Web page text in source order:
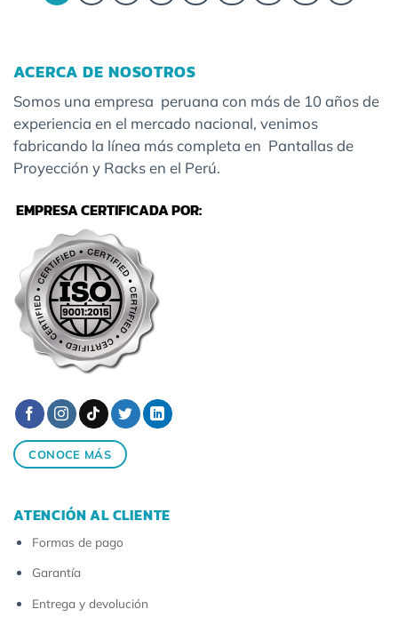
ACERCA DE NOSOTROS
Somos una empresa peruana con más de 10 años de
experiencia en el mercado nacional, venimos
fabricando la línea más completa en Pantallas de
Proyección y Racks en el Perú.
EMPRESA CERTIFICADA POR:
CONOCE MÁS
ATENCIÓN AL CLIENTE
Formas de pago
Garantía
Entrega y devolución